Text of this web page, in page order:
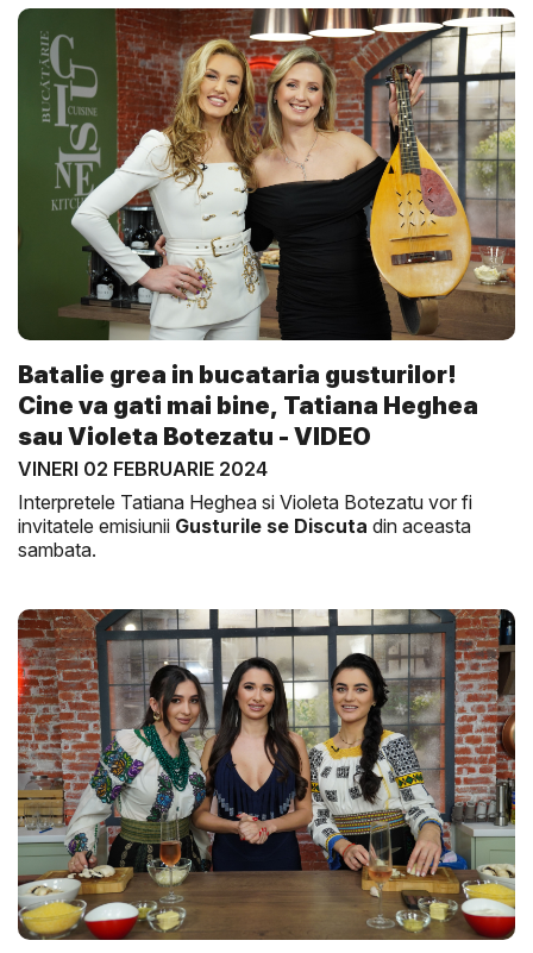
Batalie grea in bucataria gusturilor!
Cine va gati mai bine, Tatiana Heghea
sau Violeta Botezatu - VIDEO
VINERI 02 FEBRUARIE 2024
Interpretele Tatiana Heghea si Violeta Botezatu vor fi
invitatele emisiunii Gusturile se Discuta din aceasta
sambata.